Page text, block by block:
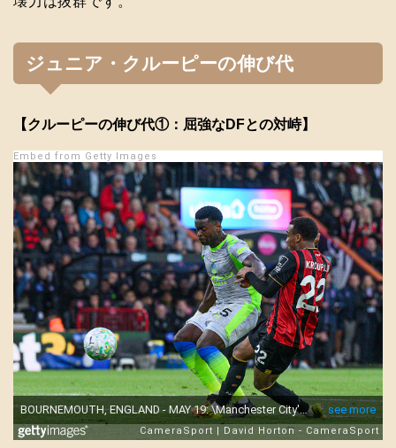
ジュニア・クルーピーの伸び代
【クルーピーの伸び代①：屈強なDFとの対峙】
Embed from Getty Images